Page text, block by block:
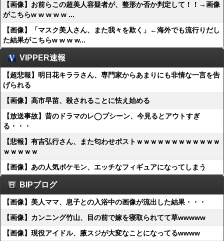
【画像】お前らこの超美人容疑者が、整形か否か判定して！！→画像
がこちらw w w w w ...
【画像】「マスク美人さん、また我々を欺く」←海外でも流行りだし
た結果がこちらw w w w...
VIPPER速報
【超悲報】明日花キララさん、専門家からあまりにも非情な一言を告
げられる
【画像】高市早苗、殺されることに怯え始める
【放送事故】昔のドラマのレ◯プシーン、今見るとアウトすぎ
る・・・
【悲報】有吉弘行さん、また匂わせポストｗｗｗｗｗｗｗｗｗｗｗｗ
ｗｗｗｗｗ
【画像】あの人気ポケモン、エッチなフィギュアになってしまう
BIPブログ
【画像】美人ママ、息子との入浴中の画像が流出した結果・・・
【画像】カンニング竹山、目の前で嫁を寝取られてて草wwwww
【画像】現役アイドル、腋スジが大変なことになってるwwww